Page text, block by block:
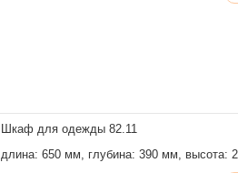
Шкаф для одежды 82.11
длина: 650 мм, глубина: 390 мм, высота: